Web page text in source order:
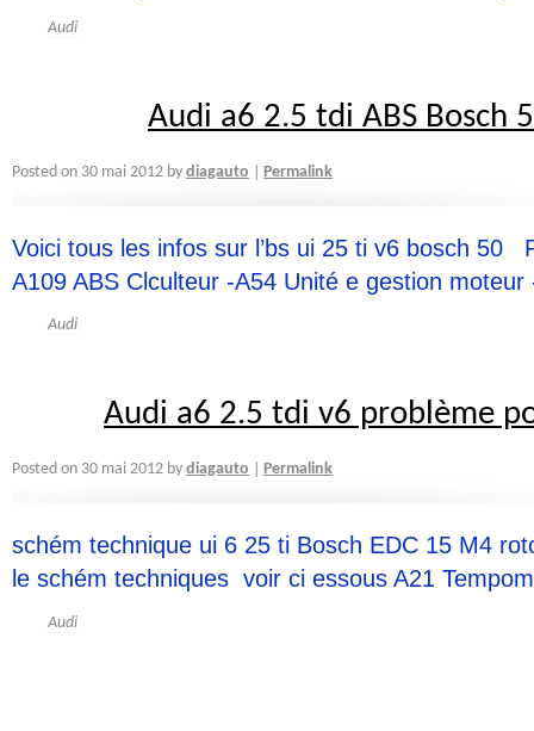
Audi
Audi a6 2.5 tdi ABS Bosch
Posted on 30 mai 2012 by diagauto Permalink
Voici tous les infos sur l’bs ui 25 ti v6 bosch 50
A109 ABS Clculteur -A54 Unité e gestion moteur
Audi
Audi a6 2.5 tdi v6 problème
Posted on 30 mai 2012 by diagauto Permalink
schém technique ui 6 25 ti Bosch EDC 15 M4
le schém techniques voir ci essous A21
Audi